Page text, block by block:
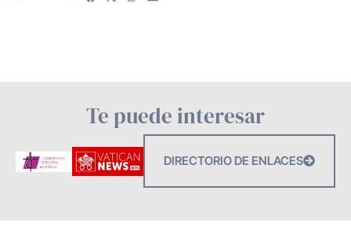
Te puede interesar
DIRECTORIO DE ENLACES